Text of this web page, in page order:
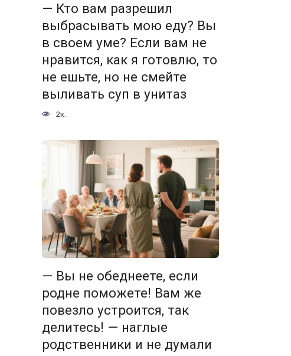
— Кто вам разрешил
выбрасывать мою еду? Вы
в своем уме? Если вам не
нравится, как я готовлю, то
не ешьте, но не смейте
выливать суп в унитаз
2к.
— Вы не обеднеете, если
родне поможете! Вам же
повезло устроится, так
делитесь! — наглые
родственники и не думали